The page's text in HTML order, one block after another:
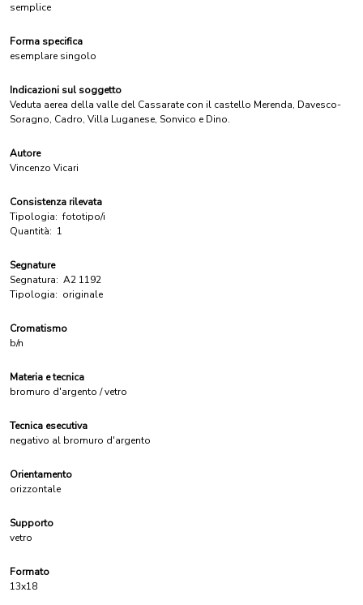
semplice
Forma specifica
esemplare singolo
Indicazioni sul soggetto
Veduta aerea della valle del Cassarate con il castello Merenda, Davesco-
Soragno, Cadro, Villa Luganese, Sonvico e Dino.
Autore
Vincenzo Vicari
Consistenza rilevata
Tipologia: fototipo/i
Quantità: 1
Segnature
Segnatura: A2 1192
Tipologia: originale
Cromatismo
b/n
Materia e tecnica
bromuro d'argento / vetro
Tecnica esecutiva
negativo al bromuro d'argento
Orientamento
orizzontale
Supporto
vetro
Formato
13x18